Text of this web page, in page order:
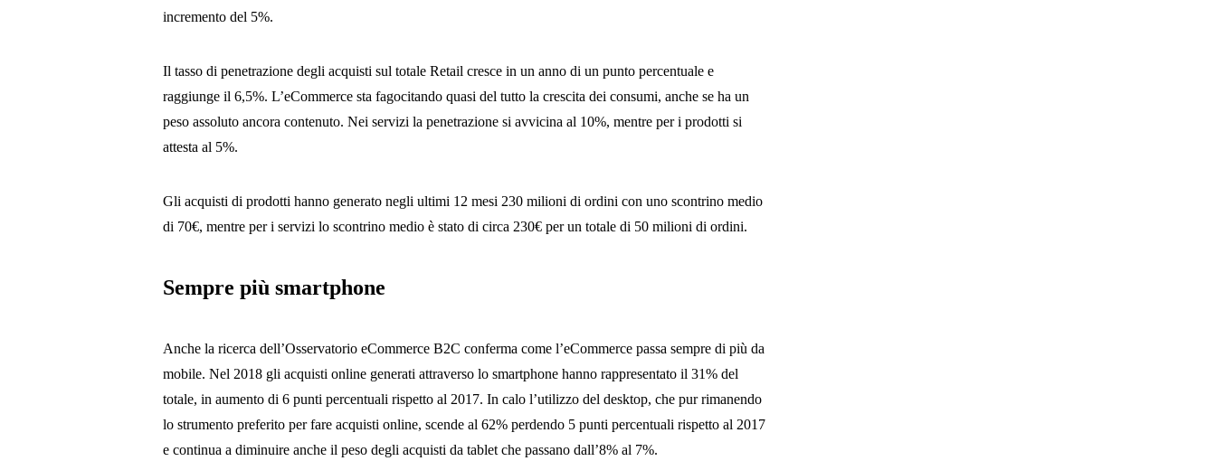
incremento del 5%.
Il tasso di penetrazione degli acquisti sul totale Retail cresce in un anno di un punto percentuale e
raggiunge il 6,5%. L’eCommerce sta fagocitando quasi del tutto la crescita dei consumi, anche se ha un
peso assoluto ancora contenuto. Nei servizi la penetrazione si avvicina al 10%, mentre per i prodotti si
attesta al 5%.
Gli acquisti di prodotti hanno generato negli ultimi 12 mesi 230 milioni di ordini con uno scontrino medio
di 70€, mentre per i servizi lo scontrino medio è stato di circa 230€ per un totale di 50 milioni di ordini.
Sempre più smartphone
Anche la ricerca dell’Osservatorio eCommerce B2C conferma come l’eCommerce passa sempre di più da
mobile. Nel 2018 gli acquisti online generati attraverso lo smartphone hanno rappresentato il 31% del
totale, in aumento di 6 punti percentuali rispetto al 2017. In calo l’utilizzo del desktop, che pur rimanendo
lo strumento preferito per fare acquisti online, scende al 62% perdendo 5 punti percentuali rispetto al 2017
e continua a diminuire anche il peso degli acquisti da tablet che passano dall’8% al 7%.